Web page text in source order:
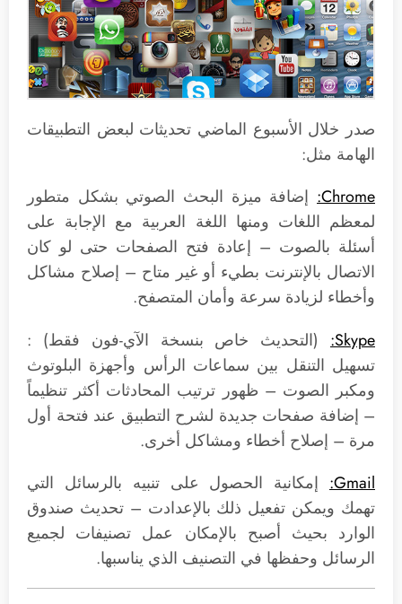
صدر خلال الأسبوع الماضي تحديثات لبعض التطبيقات
الهامة مثل:
Chrome: إضافة ميزة البحث الصوتي بشكل متطور
لمعظم اللغات ومنها اللغة العربية مع الإجابة على
أسئلة بالصوت – إعادة فتح الصفحات حتى لو كان
الاتصال بالإنترنت بطيء أو غير متاح – إصلاح مشاكل
وأخطاء لزيادة سرعة وأمان المتصفح.
Skype:
(التحديث خاص بنسخة الآي-فون فقط) :
تسهيل التنقل بين سماعات الرأس وأجهزة البلوتوث
ومكبر الصوت – ظهور ترتيب المحادثات أكثر تنظيماً
– إضافة صفحات جديدة لشرح التطبيق عند فتحة أول
مرة – إصلاح أخطاء ومشاكل أخرى.
Gmail:
إمكانية الحصول على تنبيه بالرسائل التي
تهمك ويمكن تفعيل ذلك بالإعدادت – تحديث صندوق
الوارد بحيث أصبح بالإمكان عمل تصنيفات لجميع
الرسائل وحفظها في التصنيف الذي يناسبها.